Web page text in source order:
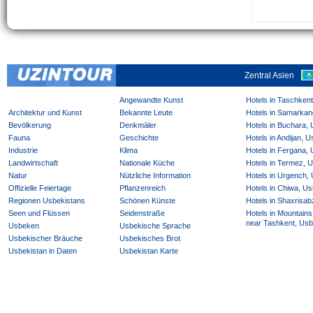
Zentral Asien
Angewandte Kunst
Architektur und Kunst
Bekannte Leute
Bevölkerung
Denkmäler
Fauna
Geschichte
Industrie
Klima
Landwirtschaft
Nationale Küche
Natur
Nützliche Information
Offizielle Feiertage
Pflanzenreich
Regionen Usbekistans
Schönen Künste
Seen und Flüssen
Seidenstraße
Usbeken
Usbekische Sprache
Usbekischer Bräuche
Usbekisches Brot
Usbekistan in Daten
Usbekistan Karte
Hotels in
Hotels in
Hotels in Buchara,
Hotels in Andijan,
Hotels in Fergana,
Hotels in Termez,
Hotels in Urgench,
Hotels in Chiwa,
Hotels in
Hotels in
near Tashkent,